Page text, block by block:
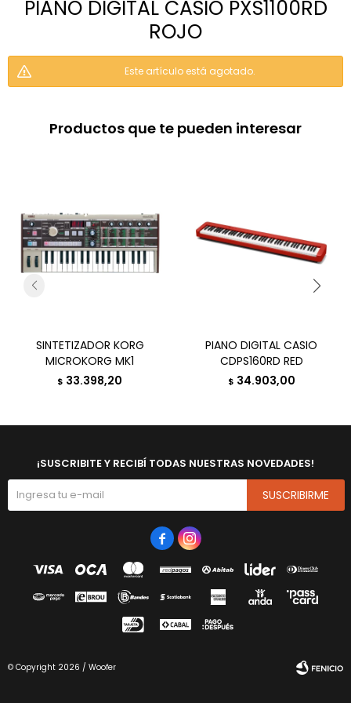
PIANO DIGITAL CASIO PXS1100RD
ROJO
Este artículo está agotado.
Productos que te pueden interesar
SINTETIZADOR KORG
MICROKORG MK1
$ 33.398,20
PIANO DIGITAL CASIO
CDPS160RD RED
$ 34.903,00
¡SUSCRIBITE Y RECIBÍ TODAS NUESTRAS NOVEDADES!
SUSCRIBIRME
 
© Copyright 2026 / Woofer